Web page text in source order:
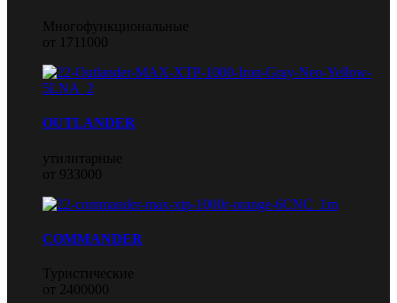
Многофункциональные
от 1711000
OUTLANDER
утилитарные
от 933000
COMMANDER
Туристические
от 2400000